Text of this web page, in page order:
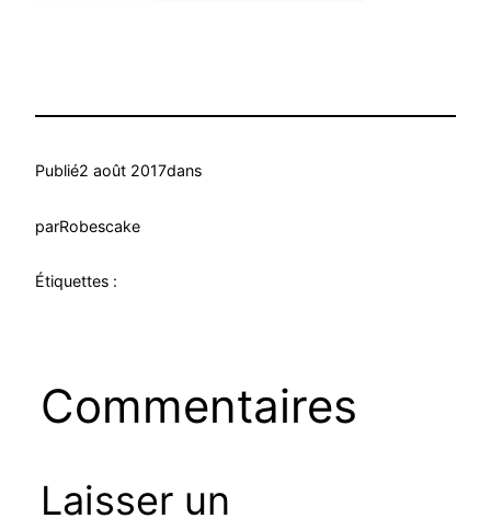
Publié2 août 2017dans
parRobescake
Étiquettes :
Commentaires
Laisser un